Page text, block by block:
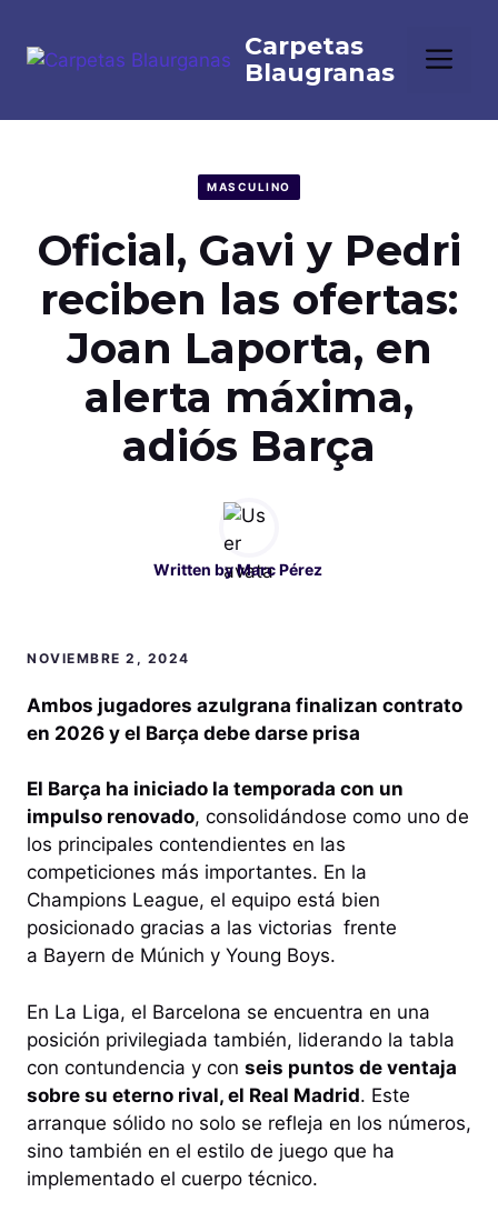
contenido
MASCULINO
Oficial, Gavi y Pedri
reciben las ofertas:
Joan Laporta, en
alerta máxima,
adiós Barça
Written byMarc Pérez
NOVIEMBRE 2, 2024
Ambos jugadores azulgrana finalizan contrato
en 2026 y el Barça debe darse prisa
El Barça ha iniciado la temporada con un
impulso renovado, consolidándose como uno de
los principales contendientes en las
competiciones más importantes. En la
Champions League, el equipo está bien
posicionado gracias a las victorias frente
a Bayern de Múnich y Young Boys.
En La Liga, el Barcelona se encuentra en una
posición privilegiada también, liderando la tabla
con contundencia y con seis puntos de ventaja
sobre su eterno rival, el Real Madrid. Este
arranque sólido no solo se refleja en los números,
sino también en el estilo de juego que ha
implementado el cuerpo técnico.